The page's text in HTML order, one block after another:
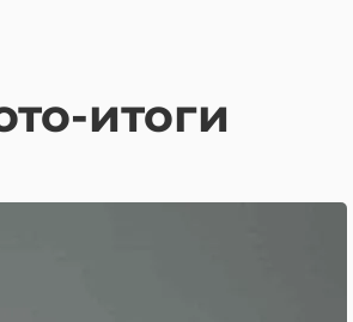
итоги